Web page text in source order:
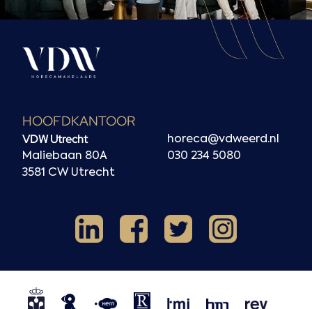
HOOFDKANTOOR
VDW Utrecht
Maliebaan 80A
3581 CW Utrecht
horeca@vdweerd.nl
030 234 5080
LinkedInFacebook
X Instagram
NVM
Horecaspot
Kern
NRVT
TMI HMN REV